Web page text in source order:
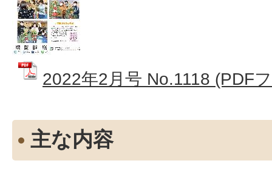
2022年2月号 No.1118 (PDF
主な内容